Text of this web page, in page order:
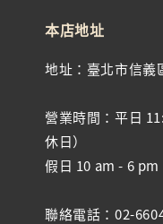
本店地址
地址：臺北市信義
營業時間：平日
休日）
假日 10 am - 6 pm
聯絡電話：02-